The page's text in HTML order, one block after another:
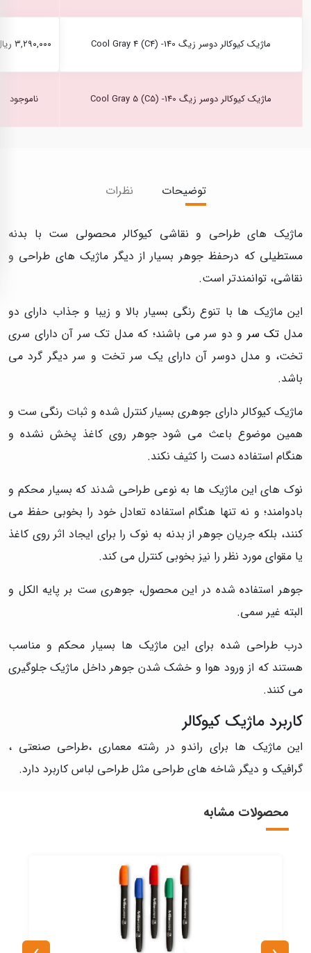
ماژیک کیوکالر دوسر زیگ Cool Gray 4 (C4) -140 ۳,۲۹۰,۰۰۰ ریال
ماژیک کیوکالر دوسر زیگ Cool Gray 5 (C5) -140 ناموجود
توضیحات نظرات
ماژیک های طراحی و نقاشی کیوکالر محصولی ست با بدنه
مستطیلی که درحفظ جوهر بسیار از دیگر ماژیک های طراحی و
نقاشی، توانمندتر است.
این ماژیک ها با تنوع رنگی بسیار بالا و زیبا و جذاب دارای دو
مدل تک سر و دو سر می باشند؛ که مدل تک سر آن دارای سری
تخت، و مدل دوسر آن دارای یک سر تخت و سر دیگر گرد می
باشد.
ماژیک کیوکالر دارای جوهری بسیار کنترل شده و ثبات رنگی ست و
همین موضوع باعث می شود جوهر روی کاغذ پخش نشده و
هنگام استفاده دست را کثیف نکند.
نوک های این ماژیک ها به نوعی طراحی شدند که بسیار محکم و
بادوامند؛ و نه تنها هنگام استفاده تعادل خود را بخوبی حفظ می
کنند، بلکه جریان جوهر از بدنه به نوک را برای ایجاد اثر روی کاغذ
یا مقوای مورد نظر را نیز بخوبی کنترل می کند.
جوهر استفاده شده در این محصول، جوهری ست بر پایه الکل و
البته غیر سمی.
درب طراحی شده برای این ماژیک ها بسیار محکم و مناسب
هستند که از ورود هوا و خشک شدن جوهر داخل ماژیک جلوگیری
می کنند.
کاربرد ماژیک کیوکالر
این ماژیک ها برای راندو در رشته معماری ،طراحی صنعتی ،
گرافیک و دیگر شاخه های طراحی مثل طراحی لباس کاربرد دارد.
محصولات مشابه